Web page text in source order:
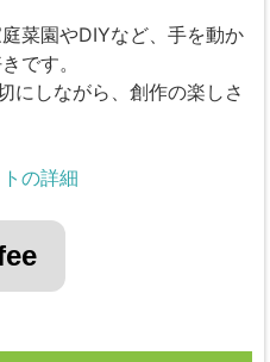
菜園やDIYなど、手を動か
です。
にしながら、創作の楽しさ
の詳細